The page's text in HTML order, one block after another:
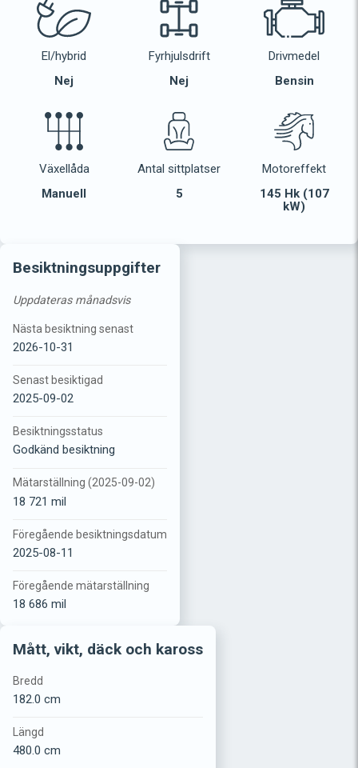
El/hybrid
Nej
Fyrhjulsdrift
Nej
Drivmedel
Bensin
Växellåda
Manuell
Antal sittplatser
5
Motoreffekt
145 Hk (107
kW)
Besiktningsuppgifter
Uppdateras månadsvis
Nästa besiktning senast
2026-10-31
Senast besiktigad
2025-09-02
Besiktningsstatus
Godkänd besiktning
Mätarställning (2025-09-02)
18 721 mil
Föregående besiktningsdatum
2025-08-11
Föregående mätarställning
18 686 mil
Mått, vikt, däck och kaross
Bredd
182.0 cm
Längd
480.0 cm